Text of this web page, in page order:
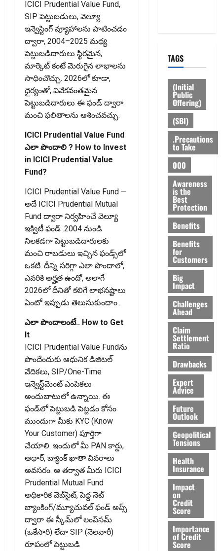
ICICI Prudential Value Fund,
SIP పెట్టుబడులు, వెల్యూ
ఇన్వెస్టింగ్ వ్యూహాలను పాటించడం
ద్వారా, 2004–2025 మధ్య
పెట్టుబడిదారులు స్థిరమైన,
మార్కెట్ కంటే మెరుగైన లాభాలను
సాధించొచ్చు. 2026లో కూడా,
ధైర్యంతో, వివేకవంతమైన
పెట్టుబడిదారులు ఈ ఫండ్ ద్వారా
మంచి ఫలితాలను ఆశించవచ్చు.
ICICI Prudential Value Fund
ఎలా పొందాలి ? How to Invest
in ICICI Prudential Value
Fund?
ICICI Prudential Value Fund —
అదే ICICI Prudential Mutual
Fund ద్వారా నిర్వహించే వెల్యూ
ఇక్విటీ ఫండ్ .2004 నుండి
నిలకడగా పెట్టుబడిదారులకు
మంచి రాబడులు ఇచ్చిన ఫండ్స్‌లో
ఒకటి. దీన్ని సరిగ్గా ఎలా పొందాలో,
ఎవరికి అర్హత ఉందో, అలాగే
2026లో దీనితో కలిగే లాభనష్టాలు
ఏంటో ఇప్పుడు తెలుసుకుందాం..
ఎలా పొందాలంటే.. How to Get
It
ICICI Prudential Value Fundను
పొందేందుకు ఆధునిక డిజిటల్
వేదికలు, SIP/One-Time
ఇన్వెస్ట్‌మెంట్ ఎంపికలు
అందుబాటులో ఉన్నాయి. ఈ
ఫండ్‌లో పెట్టుబడి పెట్టడం కోసం
ముందుగా మీకు KYC (Know
Your Customer) పూర్తిగా
చేయాలి. ఇందులో మీ PAN కార్డు,
ఆధార్, బ్యాంక్ ఖాతా వివరాలు
అవసరం. ఆ తర్వాత మీరు ICICI
Prudential Mutual Fund
అధికారిక వెబ్‌సైట్, పెద్ద నెట్
బ్యాంకింగ్/మ్యూచువల్ ఫండ్ అప్స్
ద్వారా ఈ స్కీమ్‌లో లంప్‌సమ్
(ఒకేసారి) లేదా SIP (నెలవారీ)
రూపంలో పెట్టుబడి
TAGS
(Initial
Public
Offering)
(SBI)
.Precautions
to Take
000
Awareness
is the
Best
Protection
Benefits
Benefits
for
Customers
Big
Impact
Challenges
Ahead
Claim
Settlement
Ratio
Drawbacks
Expert
Advice
Future
Outlook
Geopolitical
Tensions
Health
Insurance
Impact
on
Credit
Score
Importance
of Credit
Score